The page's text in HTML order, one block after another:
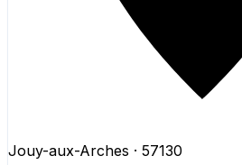
Jouy-aux-Arches · 57130